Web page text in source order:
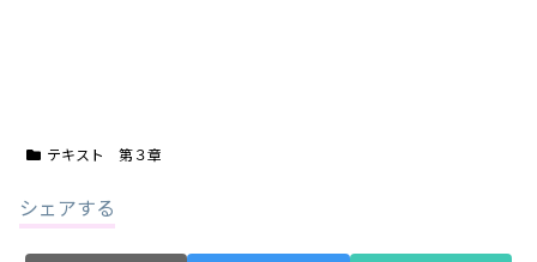
テキスト 第３章
シェアする